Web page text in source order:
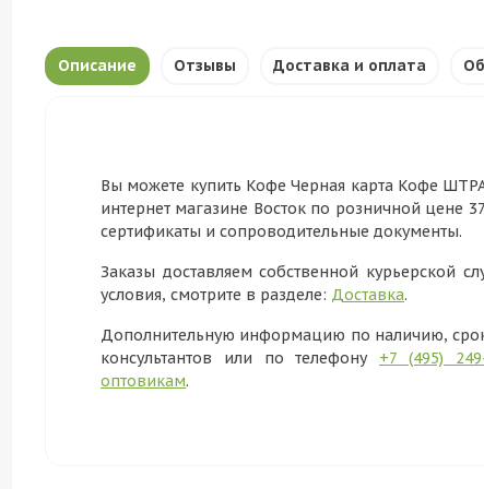
Описание Отзывы Доставка и оплата
Вы можете купить Кофе Черная карта Кофе
интернет магазине Восток по розничной цене
сертификаты и сопроводительные документы.
Заказы доставляем собственной курьерской
условия, смотрите в разделе: Доставка.
Дополнительную информацию по наличию,
консультантов или по телефону +7 (495)
оптовикам.